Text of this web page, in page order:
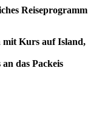
Reiseprogramm
mit Kurs auf Island,
das Packeis